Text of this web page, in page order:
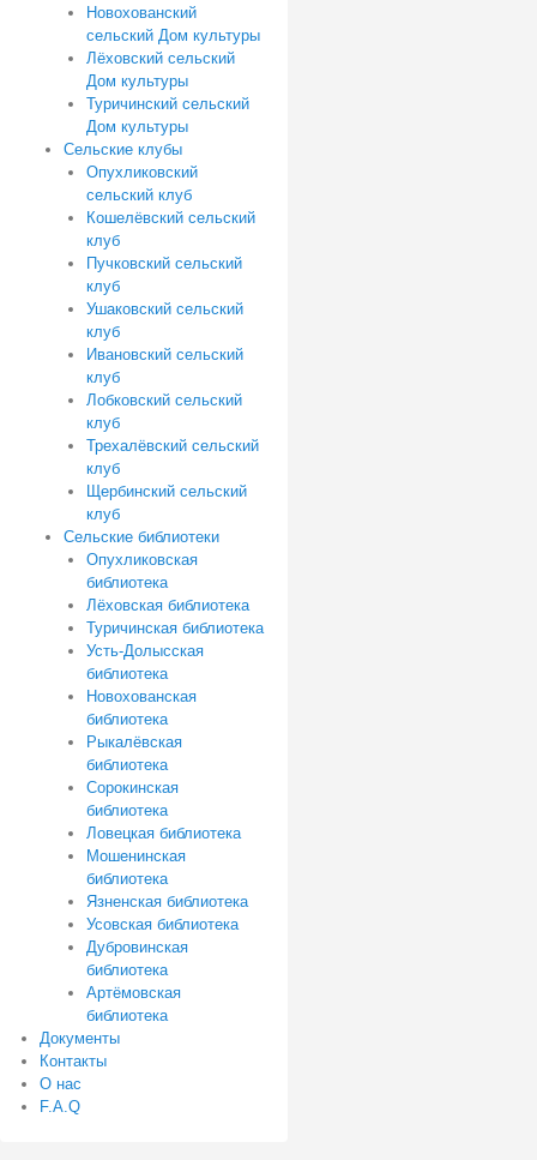
Новохованский
сельский Дом культуры
Лёховский сельский
Дом культуры
Туричинский сельский
Дом культуры
Сельские клубы
Опухликовский
сельский клуб
Кошелёвский сельский
клуб
Пучковский сельский
клуб
Ушаковский сельский
клуб
Ивановский сельский
клуб
Лобковский сельский
клуб
Трехалёвский сельский
клуб
Щербинский сельский
клуб
Сельские библиотеки
Опухликовская
библиотека
Лёховская библиотека
Туричинская библиотека
Усть-Долысская
библиотека
Новохованская
библиотека
Рыкалёвская
библиотека
Сорокинская
библиотека
Ловецкая библиотека
Мошенинская
библиотека
Язненская библиотека
Усовская библиотека
Дубровинская
библиотека
Артёмовская
библиотека
Документы
Контакты
О нас
F.A.Q